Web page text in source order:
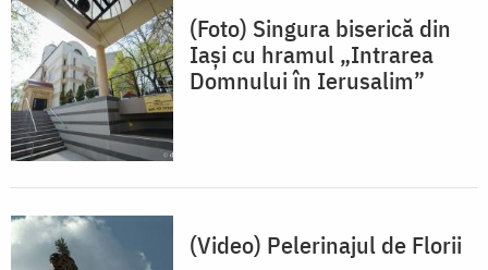
(Foto) Singura biserică din
Iaşi cu hramul „Intrarea
Domnului în Ierusalim”
(Video) Pelerinajul de Florii